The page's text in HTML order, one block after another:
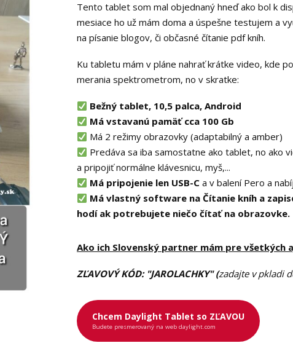
Tento tablet som mal objednaný hneď ako bol k
mesiace ho už mám doma a úspešne testujem a
na písanie blogov, či občasné čítanie pdf kníh.
Ku tabletu mám v pláne nahrať krátke video, kde
merania spektrometrom, no v skratke:
Bežný tablet, 10,5 palca, Android
Má vstavanú pamäť cca 100 Gb
Má 2 režimy obrazovky (adaptabilný a amber)
Predáva sa iba samostatne ako tablet, no ako
a pripojiť normálne klávesnicu, myš,...
Má pripojenie len USB-C a v balení Pero a
Má vlastný software na Čítanie kníh a
hodí ak potrebujete niečo čítať na obrazovke.
Ako ich Slovenský partner mám pre všetkých
ZĽAVOVÝ KÓD: "JAROLACHKY" (zadajte v pkladi
Chcem Daylight Tablet so ZĽAVOU
Budete presmerovaný na web daylight.com